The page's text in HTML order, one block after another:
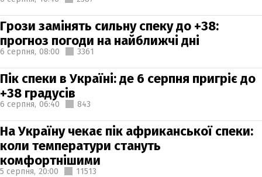
Грози замінять сильну спеку до +38:
прогноз погоди на найближчі дні
6 серпня, 08:00 3361
Пік спеки в Україні: де 6 серпня пригріє до
+38 градусів
6 серпня, 06:40 843
На Україну чекає пік африканської спеки:
коли температури стануть
комфортнішими
5 серпня, 20:00 11513